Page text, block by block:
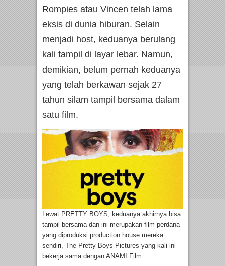
Rompies atau Vincen telah lama
eksis di dunia hiburan. Selain
menjadi host, keduanya berulang
kali tampil di layar lebar. Namun,
demikian, belum pernah keduanya
yang telah berkawan sejak 27
tahun silam tampil bersama dalam
satu film.
Lewat PRETTY BOYS, keduanya akhirnya bisa
tampil bersama dan ini merupakan film perdana
yang diproduksi production house mereka
sendiri, The Pretty Boys Pictures yang kali ini
bekerja sama dengan ANAMI Film.